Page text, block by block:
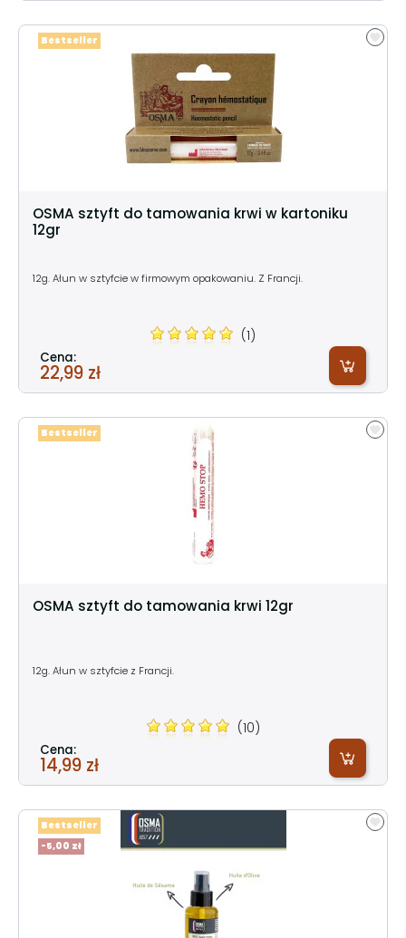
OSMA sztyft do tamowania krwi w kartoniku
12gr
12g. Ałun w sztyfcie w firmowym opakowaniu. Z Francji.
(1)
Cena:
22,99 zł
Bestseller
OSMA sztyft do tamowania krwi 12gr
12g. Ałun w sztyfcie z Francji.
(10)
Cena:
14,99 zł
Bestseller
-5,00 zł
Bestseller